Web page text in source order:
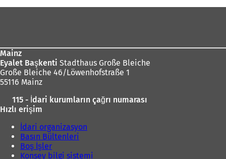
Mainz
Eyalet Başkenti Stadthaus Große Bleiche
Große Bleiche 46/Löwenhofstraße 1
55116 Mainz
115 - İdari kurumların çağrı numarası
Hızlı erişim
İdari organizasyon
Basın Bültenleri
Boş İşler
Konsey bilgi sistemi